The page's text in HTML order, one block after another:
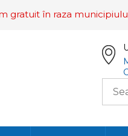
gratuit în raza